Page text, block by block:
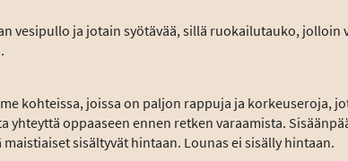
vesipullo ja jotain syötävää, sillä ruokailutauko, jolloin
kohteissa, joissa on paljon rappuja ja korkeuseroja,
yhteyttä oppaaseen ennen retken varaamista.
sisältyvät hintaan. Lounas ei sisälly hintaan.